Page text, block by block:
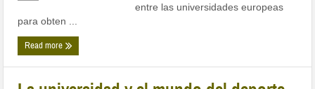
entre las universidades europeas
para obten ...
Read more